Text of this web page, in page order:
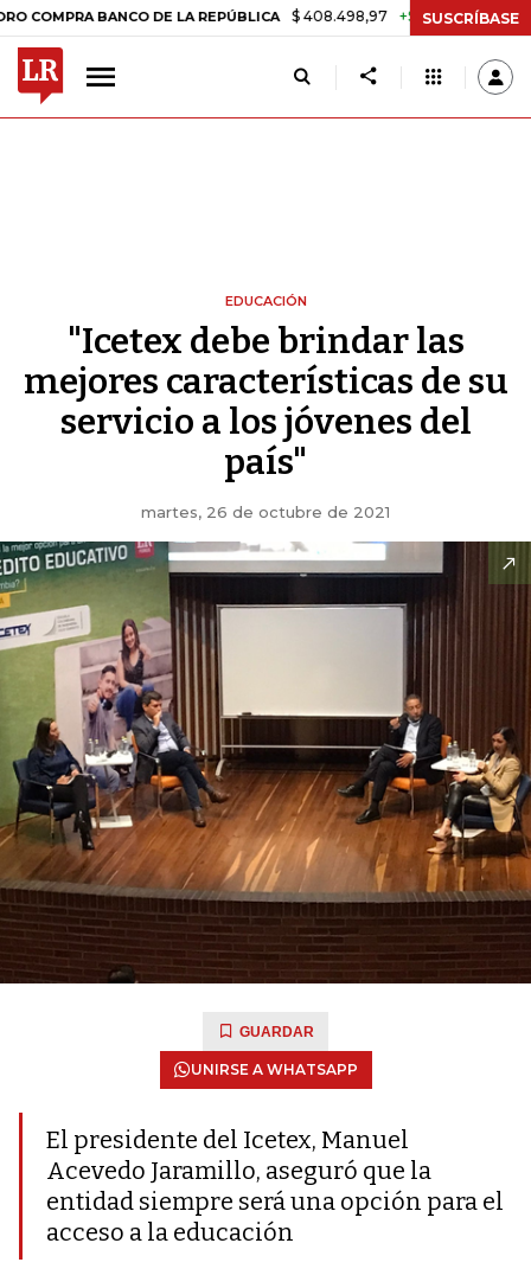
BANCO DE LA REPÚBLICA $ 408.498,97 +$ 8.753,81 +2,19%
SUSCRÍBASE
EDUCACIÓN
"Icetex debe brindar las
mejores características de su
servicio a los jóvenes del
país"
martes, 26 de octubre de 2021
GUARDAR
UNIRSE A WHATSAPP
El presidente del Icetex, Manuel
Acevedo Jaramillo, aseguró que la
entidad siempre será una opción para el
acceso a la educación